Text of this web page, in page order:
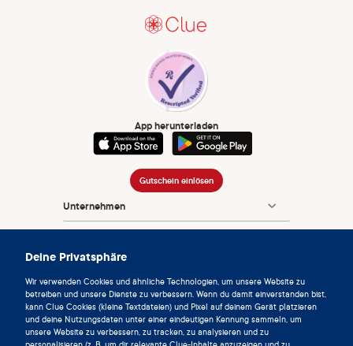
Deine Privatsphäre
Wir verwenden Cookies und ähnliche Technologien, um unsere Website zu
betreiben und unsere Dienste zu verbessern. Wenn du damit einverstanden bist,
kann Clue Cookies (kleine Textdateien) und Pixel auf deinem Gerät platzieren
und deine Nutzungsdaten unter einer eindeutigen Kennung sammeln, um
unsere Website zu verbessern, zu tracken, zu analysieren und zu
App herunterladen
Gutschein einlösen
Unternehmen
Enzyklopädie
Info
Partnerships